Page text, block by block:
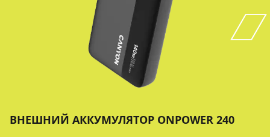
ВНЕШНИЙ АККУМУЛЯТОР ONPOWER 240